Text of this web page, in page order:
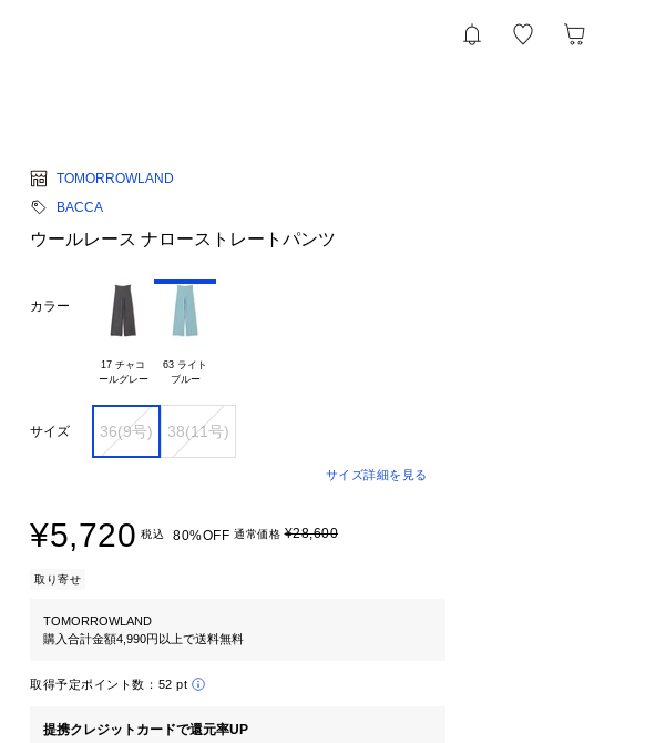
TOMORROWLAND
BACCA
ウールレース ナローストレートパンツ
カラー
17 チャコ
ールグレー
63 ライト
ブルー
サイズ 36(9号) 38(11号)
サイズ詳細を見る
¥5,720 税込 80%OFF 通常価格¥28,600
取り寄せ
TOMORROWLAND
購入合計金額4,990円以上で送料無料
取得予定ポイント数： 52 pt
提携クレジットカードで還元率UP